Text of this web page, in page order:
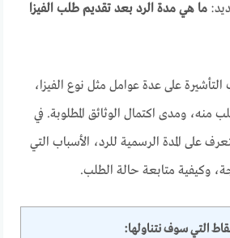
ما هي مدة الرد بعد تقديم طلب الفيزا
على عدة عوامل مثل نوع الفيزا،
منه، ومدى اكتمال الوثائق المطلوبة. في
على المدة الرسمية للرد، الأسباب التي
وكيفية متابعة حالة الطلب.
التي سوف نتناولها: